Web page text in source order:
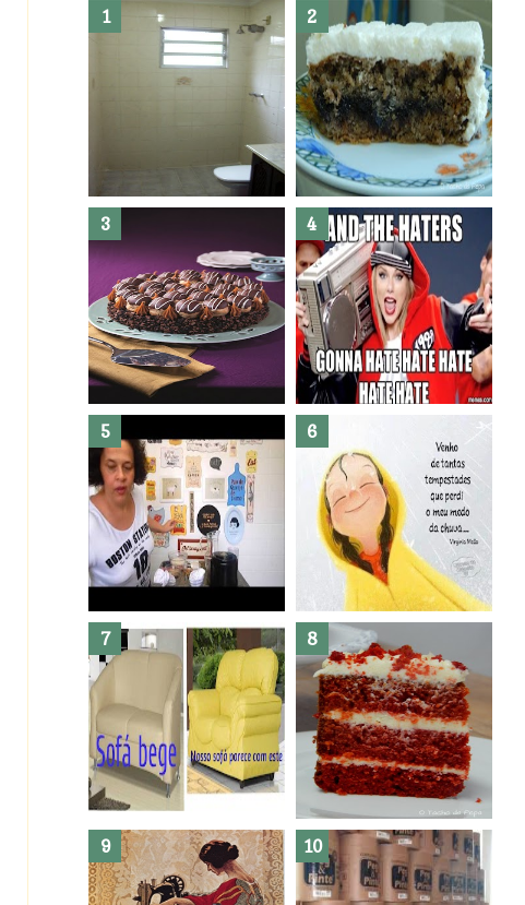
Banheiro novo por menos de
R$300,00 ?? E sem quebra
quebra ??( Editado)
Posso congelar bolo ??
Dez bolos pra fazer antes de
morrer !
Haters, como surgiram?
Como fazer leites vegetais ? O medo que habita em nós.